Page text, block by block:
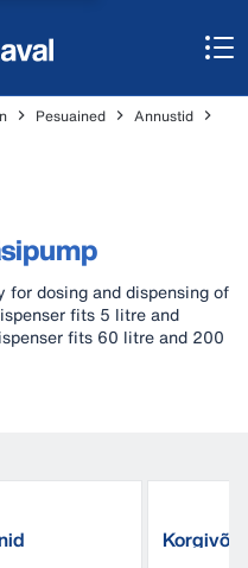
Pesuained
Annustid
for dosing and dispensing of
fits 5 litre and
fits 60 litre and 200
Korgivõti